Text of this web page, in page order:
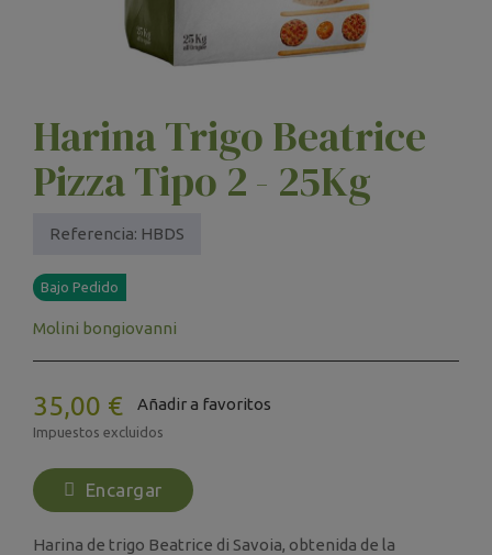
Harina Trigo Beatrice
Pizza Tipo 2 - 25Kg
Referencia: HBDS
Bajo Pedido
Molini bongiovanni
35,00 € Añadir a favoritos
Impuestos excluidos
Encargar
Harina de trigo Beatrice di Savoia, obtenida de la